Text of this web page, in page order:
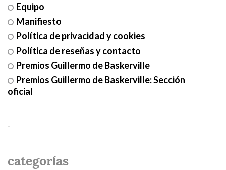
Equipo
Manifiesto
Política de privacidad y cookies
Política de reseñas y contacto
Premios Guillermo de Baskerville
Premios Guillermo de Baskerville: Sección
oficial
-
categorías